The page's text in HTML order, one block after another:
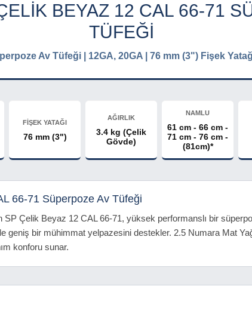
BEYAZ 12 CAL 66-71
TÜFEĞI
Av Tüfeği | 12GA, 20GA | 76 mm (3") Fişek
FİŞEK YATAĞI
76 mm (3")
AĞIRLIK
3.4 kg (Çelik
Gövde)
NAMLU
61 cm - 66 cm -
71 cm - 76 cm -
(81cm)*
66-71 Süperpoze Av Tüfeği
SP Çelik Beyaz 12 CAL 66-71, yüksek performanslı bir
geniş bir mühimmat yelpazesini destekler. 2.5 Numara Mat
konforu sunar.